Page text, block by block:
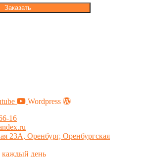
Заказать
Wordpress
16
23А, Оренбург, Оренбургская
день